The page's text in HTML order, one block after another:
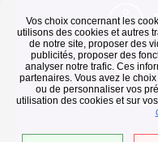
Vos choix concernant les
utilisons des cookies et autres
de notre site, proposer des
publicités, proposer des
analyser notre trafic. Ces
partenaires. Vous avez le
ou de personnaliser vos
utilisation des cookies et sur
En raison des
est avancé
Horaires de collecte